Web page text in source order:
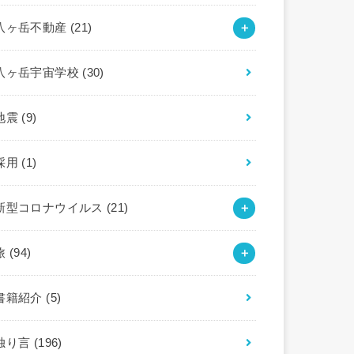
ヶ岳不動産 (21)
ヶ岳宇宙学校 (30)
震 (9)
用 (1)
型コロナウイルス (21)
(94)
籍紹介 (5)
り言 (196)